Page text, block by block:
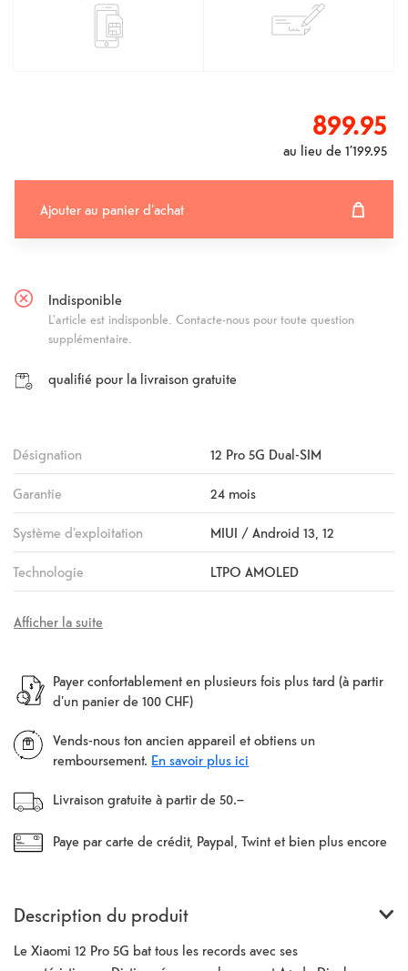
899.95
au lieu de1’199.95
Ajouter au panier d'achat
Indisponible
L'article est indisponble. Contacte-nous pour toute question
supplémentaire.
qualifié pour la livraison gratuite
Désignation 12 Pro 5G Dual-SIM
Garantie 24 mois
Système d'exploitation MIUI / Android 13, 12
Technologie LTPO AMOLED
Afficher la suite
Payer confortablement en plusieurs fois plus tard (à partir
d'un panier de 100 CHF)
Vends-nous ton ancien appareil et obtiens un
remboursement. En savoir plus ici
Livraison gratuite à partir de 50.–
Paye par carte de crédit, Paypal, Twint et bien plus encore
Description du produit
Le Xiaomi 12 Pro 5G bat tous les records avec ses